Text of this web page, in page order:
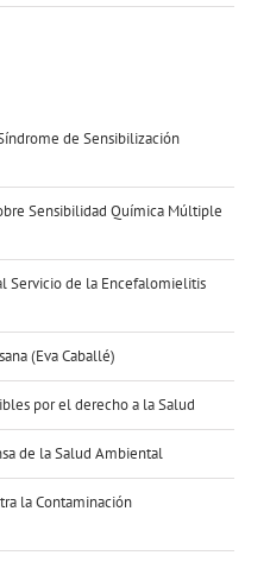
de Sensibilización
Sensibilidad Química Múltiple
Servicio de la Encefalomielitis
(Eva Caballé)
por el derecho a la Salud
de la Salud Ambiental
la Contaminación